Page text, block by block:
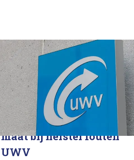
22/11/2024
Veel oog voor menselijke
maat bij herstel fouten
UWV